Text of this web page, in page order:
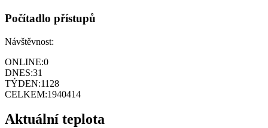
Počítadlo přístupů
Návštěvnost:
ONLINE:0
DNES:31
TÝDEN:1128
CELKEM:1940414
Aktuální teplota